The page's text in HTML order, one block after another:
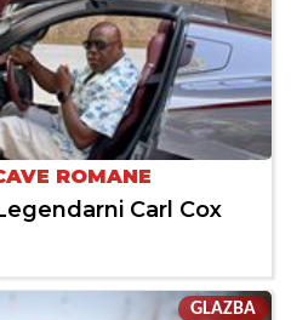
ROMANE
Carl Cox
GLAZBA